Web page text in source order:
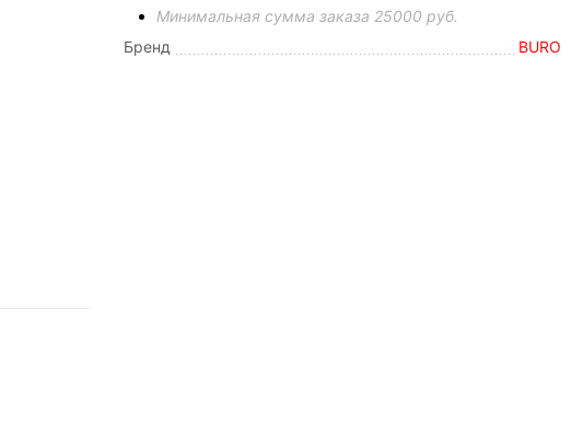
Минимальная сумма заказа 25000 руб.
Бренд
BURO